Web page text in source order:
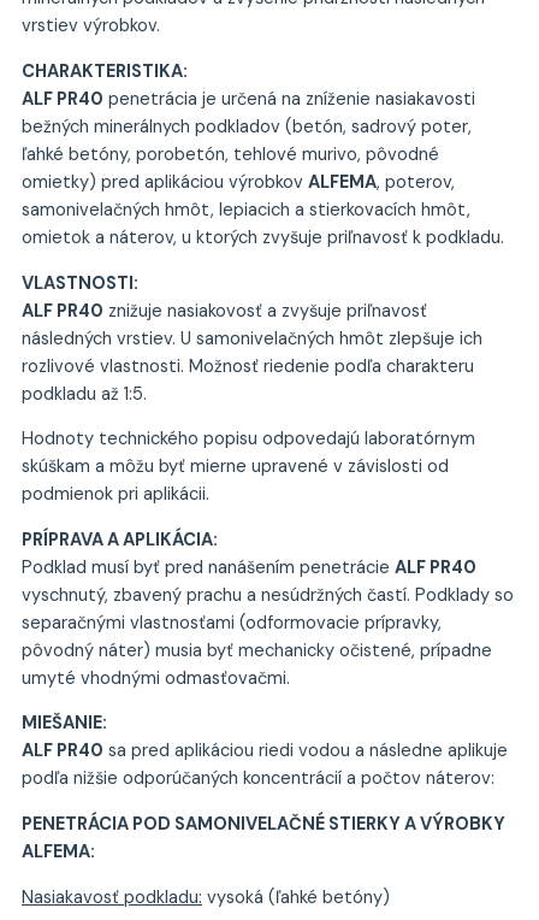
vrstiev výrobkov.
CHARAKTERISTIKA:
ALF PR40 penetrácia je určená na zníženie nasiakavosti
bežných minerálnych podkladov (betón, sadrový poter,
ľahké betóny, porobetón, tehlové murivo, pôvodné
omietky) pred aplikáciou výrobkov ALFEMA, poterov,
samonivelačných hmôt, lepiacich a stierkovacích hmôt,
omietok a náterov, u ktorých zvyšuje priľnavosť k podkladu.
VLASTNOSTI:
ALF PR40 znižuje nasiakovosť a zvyšuje priľnavosť
následných vrstiev. U samonivelačných hmôt zlepšuje ich
rozlivové vlastnosti. Možnosť riedenie podľa charakteru
podkladu až 1:5.
Hodnoty technického popisu odpovedajú laboratórnym
skúškam a môžu byť mierne upravené v závislosti od
podmienok pri aplikácii.
PRÍPRAVA A APLIKÁCIA:
Podklad musí byť pred nanášením penetrácie ALF PR40
vyschnutý, zbavený prachu a nesúdržných častí. Podklady so
separačnými vlastnosťami (odformovacie prípravky,
pôvodný náter) musia byť mechanicky očistené, prípadne
umyté vhodnými odmasťovačmi.
MIEŠANIE:
ALF PR40 sa pred aplikáciou riedi vodou a následne aplikuje
podľa nižšie odporúčaných koncentrácií a počtov náterov:
PENETRÁCIA POD SAMONIVELAČNÉ STIERKY A VÝROBKY
ALFEMA:
Nasiakavosť podkladu: vysoká (ľahké betóny)